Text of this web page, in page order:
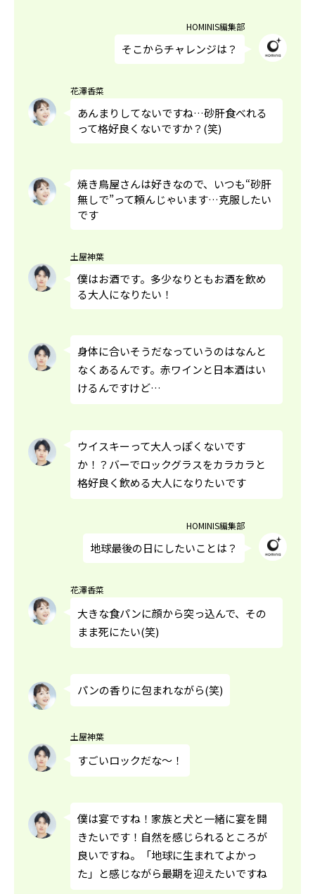
HOMINIS編集部
そこからチャレンジは？
花澤香菜
あんまりしてないですね…砂肝食べれる
って格好良くないですか？(笑)
焼き鳥屋さんは好きなので、いつも“砂肝
無しで”って頼んじゃいます…克服したい
です
土屋神葉
僕はお酒です。多少なりともお酒を飲め
る大人になりたい！
身体に合いそうだなっていうのはなんと
なくあるんです。赤ワインと日本酒はい
けるんですけど…
ウイスキーって大人っぽくないです
か！？バーでロックグラスをカラカラと
格好良く飲める大人になりたいです
HOMINIS編集部
地球最後の日にしたいことは？
花澤香菜
大きな食パンに顔から突っ込んで、その
まま死にたい(笑)
パンの香りに包まれながら(笑)
土屋神葉
すごいロックだな～！
僕は宴ですね！家族と犬と一緒に宴を開
きたいです！自然を感じられるところが
良いですね。「地球に生まれてよかっ
た」と感じながら最期を迎えたいですね